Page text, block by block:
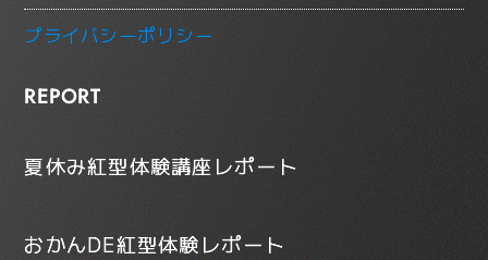
プライバシーポリシー
REPORT
夏休み紅型体験講座レポート
おかんDE紅型体験レポート